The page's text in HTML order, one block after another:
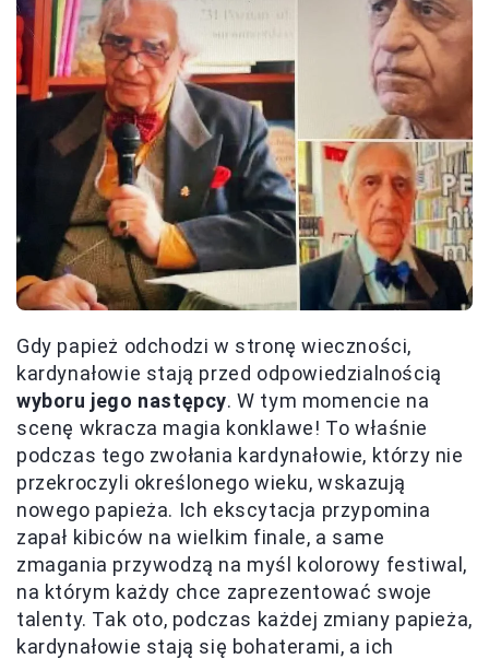
Gdy papież odchodzi w stronę wieczności,
kardynałowie stają przed odpowiedzialnością
wyboru jego następcy. W tym momencie na
scenę wkracza magia konklawe! To właśnie
podczas tego zwołania kardynałowie, którzy nie
przekroczyli określonego wieku, wskazują
nowego papieża. Ich ekscytacja przypomina
zapał kibiców na wielkim finale, a same
zmagania przywodzą na myśl kolorowy festiwal,
na którym każdy chce zaprezentować swoje
talenty. Tak oto, podczas każdej zmiany papieża,
kardynałowie stają się bohaterami, a ich